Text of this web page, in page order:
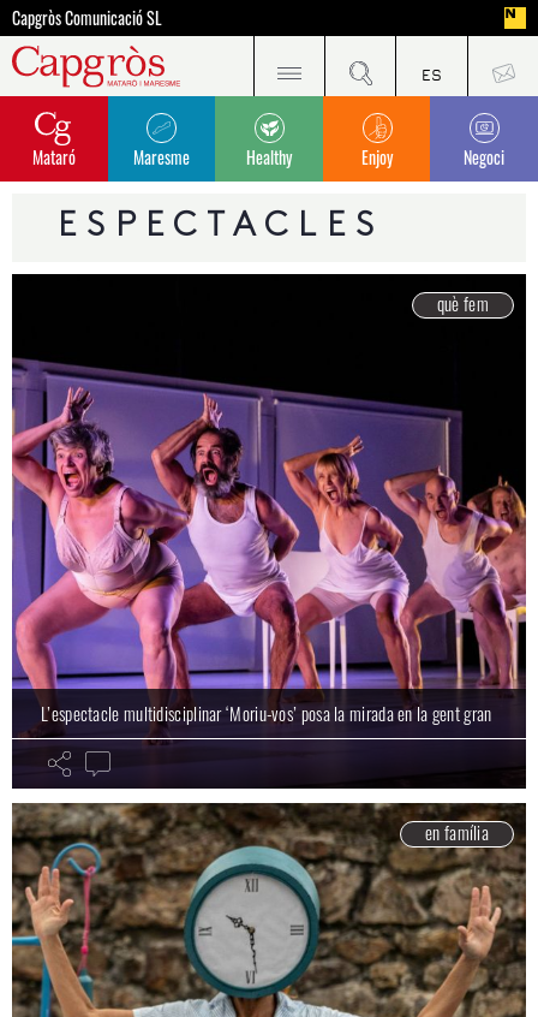
Capgròs Comunicació SL
Mataró Maresme Healthy Enjoy Negoci
ESPECTACLES
què fem
L’espectacle multidisciplinar ‘Moriu-vos’ posa la mirada en la gent gran
en família